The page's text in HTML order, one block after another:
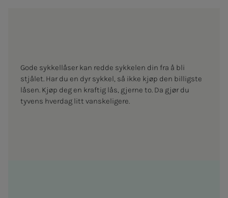
Gode sykkellåser kan redde sykkelen din fra å bli
stjålet. Har du en dyr sykkel, så ikke kjøp den billigste
låsen. Kjøp deg en kraftig lås, gjerne to. Da gjør du
tyvens hverdag litt vanskeligere.